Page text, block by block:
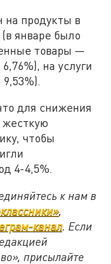
на продукты в
январе было
товары —
на услуги
для снижения
жесткую
чтобы
4-4,5%.
к нам в
,
канал. Если
присылайте